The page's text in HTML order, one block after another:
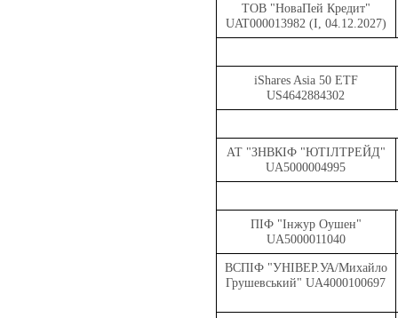
ТОВ "НоваПей Кредит"
UAT000013982 (I , 04.12.2027)
iShares Asia 50 ETF
US4642884302
АТ "ЗНВКІФ "ЮТІЛТРЕЙД"
UA5000004995
ПІФ "Інжур Оушен"
UA5000011040
ВСПІФ "УНІВЕР.УА/Михайло
Грушевський" UA4000100697